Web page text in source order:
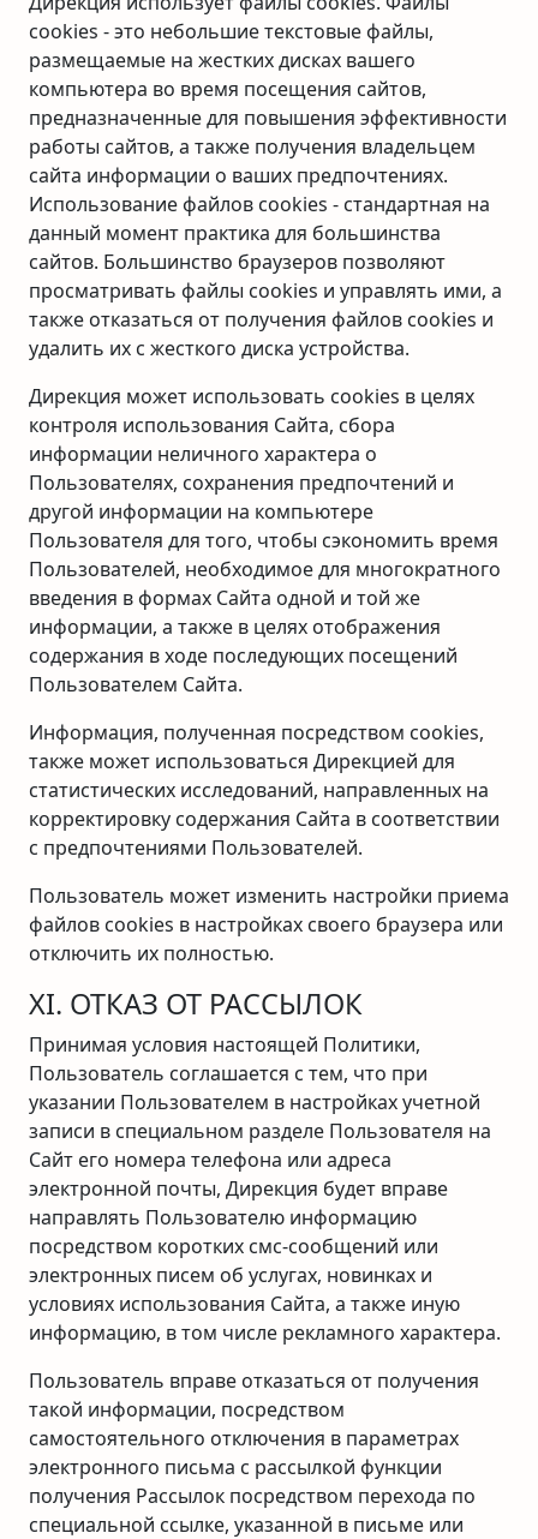
cookies - это небольшие текстовые файлы,
размещаемые на жестких дисках вашего
компьютера во время посещения сайтов,
предназначенные для повышения эффективности
работы сайтов, а также получения владельцем
сайта информации о ваших предпочтениях.
Использование файлов cookies - стандартная на
данный момент практика для большинства
сайтов. Большинство браузеров позволяют
просматривать файлы cookies и управлять ими, а
также отказаться от получения файлов cookies и
удалить их с жесткого диска устройства.
Дирекция может использовать cookies в целях
контроля использования Сайта, сбора
информации неличного характера о
Пользователях, сохранения предпочтений и
другой информации на компьютере
Пользователя для того, чтобы сэкономить время
Пользователей, необходимое для многократного
введения в формах Сайта одной и той же
информации, а также в целях отображения
содержания в ходе последующих посещений
Пользователем Сайта.
Информация, полученная посредством cookies,
также может использоваться Дирекцией для
статистических исследований, направленных на
корректировку содержания Сайта в соответствии
с предпочтениями Пользователей.
Пользователь может изменить настройки приема
файлов cookies в настройках своего браузера или
отключить их полностью.
XI. ОТКАЗ ОТ РАССЫЛОК
Принимая условия настоящей Политики,
Пользователь соглашается с тем, что при
указании Пользователем в настройках учетной
записи в специальном разделе Пользователя на
Сайт его номера телефона или адреса
электронной почты, Дирекция будет вправе
направлять Пользователю информацию
посредством коротких смс-сообщений или
электронных писем об услугах, новинках и
условиях использования Сайта, а также иную
информацию, в том числе рекламного характера.
Пользователь вправе отказаться от получения
такой информации, посредством
самостоятельного отключения в параметрах
электронного письма с рассылкой функции
получения Рассылок посредством перехода по
специальной ссылке, указанной в письме или